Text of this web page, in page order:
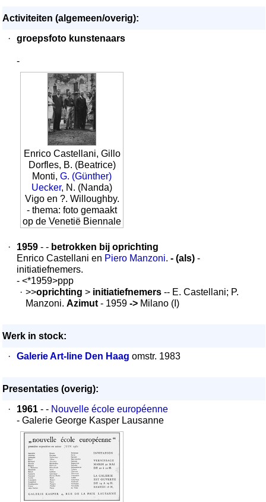
Activiteiten (algemeen/overig):
·
groepsfoto kunstenaars
-
Enrico Castellani, Gillo
Dorfles, B. (Beatrice)
Monti, G. (Günther)
Uecker, N. (Nanda)
Vigo en ?. Willoughby.
- thema: foto gemaakt
op de Venetië Biennale
· 1959 - - betrokken bij oprichting
Enrico Castellani en Piero Manzoni. - (als) -
initiatiefnemers.
- <*1959>ppp
· >>oprichting > initiatiefnemers -- E. Castellani; P.
Manzoni. Azimut - 1959 -> Milano (I)
Werk in stock:
·
Galerie Art-line Den Haag omstr. 1983
Presentaties (overig):
·
1961 - - Nouvelle école européenne
- Galerie George Kasper Lausanne